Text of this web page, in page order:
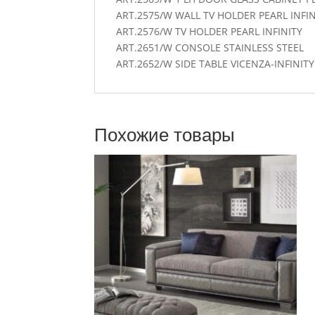
ART.2575/W WALL TV HOLDER PEARL
ART.2576/W TV HOLDER PEARL INFINITY
ART.2651/W CONSOLE STAINLESS STEEL
ART.2652/W SIDE TABLE VICENZA-INFINITY
Похожие товары